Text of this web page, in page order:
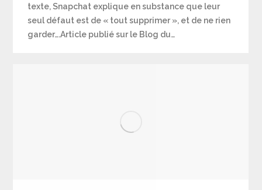
texte, Snapchat explique en substance que leur
seul défaut est de « tout supprimer », et de ne rien
garder….Article publié sur le Blog du…